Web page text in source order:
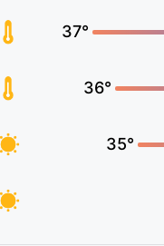
37°
36°
35°